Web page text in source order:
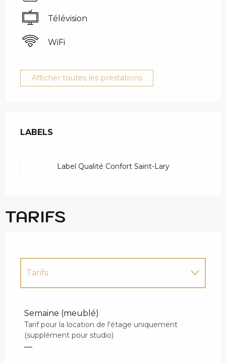
Télévision
WiFi
Afficher toutes les prestations
LABELS
LABELS
Label Qualité Confort Saint-Lary
TARIFS
Tarifs
Semaine (meublé)
Tarif pour la location de l'étage uniquement
(supplément pour studio)
—